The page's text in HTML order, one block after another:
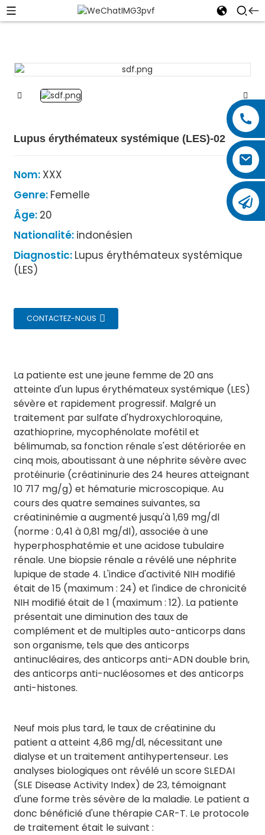
Lupus érythémateux systémique (LES)-02
Nom: XXX
Genre: Femelle
Âge: 20
Nationalité: indonésien
Diagnostic: Lupus érythémateux systémique
(LES)
CONTACTEZ-NOUS
La patiente est une jeune femme de 20 ans
atteinte d'un lupus érythémateux systémique (LES)
sévère et rapidement progressif. Malgré un
traitement par sulfate d'hydroxychloroquine,
azathioprine, mycophénolate mofétil et
bélimumab, sa fonction rénale s'est détériorée en
cinq mois, aboutissant à une néphrite sévère avec
protéinurie (créatininurie des 24 heures atteignant
10 717 mg/g) et hématurie microscopique. Au
cours des quatre semaines suivantes, sa
créatininémie a augmenté jusqu'à 1,69 mg/dl
(norme : 0,41 à 0,81 mg/dl), associée à une
hyperphosphatémie et une acidose tubulaire
rénale. Une biopsie rénale a révélé une néphrite
lupique de stade 4. L'indice d'activité NIH modifié
était de 15 (maximum : 24) et l'indice de chronicité
NIH modifié était de 1 (maximum : 12). La patiente
présentait une diminution des taux de
complément et de multiples auto-anticorps dans
son organisme, tels que des anticorps
antinucléaires, des anticorps anti-ADN double brin,
des anticorps anti-nucléosomes et des anticorps
anti-histones.
Neuf mois plus tard, le taux de créatinine du
patient a atteint 4,86 ​​mg/dl, nécessitant une
dialyse et un traitement antihypertenseur. Les
analyses biologiques ont révélé un score SLEDAI
(SLE Disease Activity Index) de 23, témoignant
d'une forme très sévère de la maladie. Le patient a
donc bénéficié d'une thérapie CAR-T. Le protocole
de traitement était le suivant :